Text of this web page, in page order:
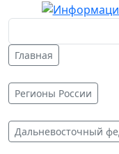
Главная
Регионы России
Дальневосточный